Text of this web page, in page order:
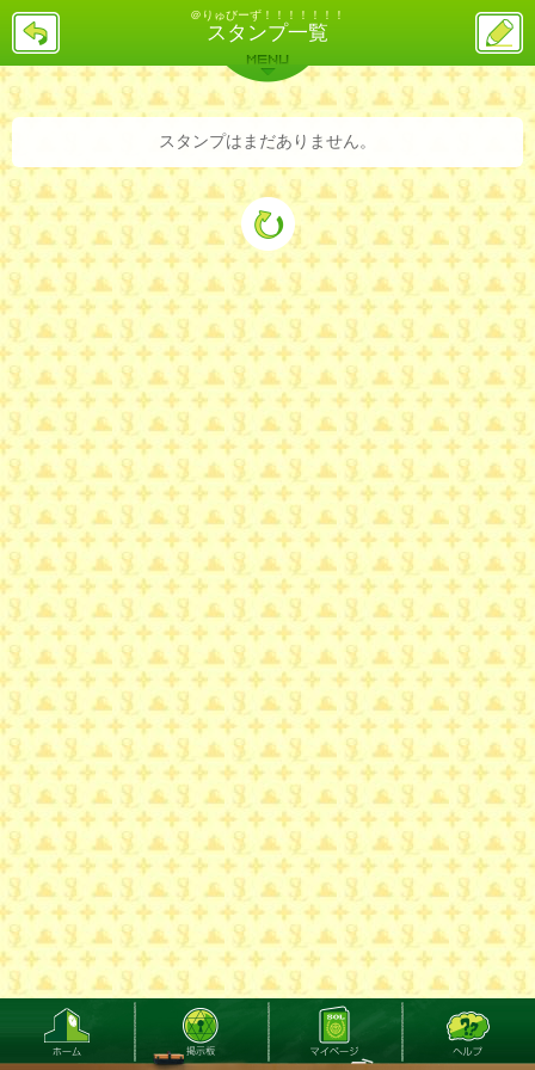
＠りゅびーず！！！！！！！
スタンプ一覧
戻
ス
投
稿
バックナンバー 詳細検索 ランキング
MENU
スタンプはまだありません。